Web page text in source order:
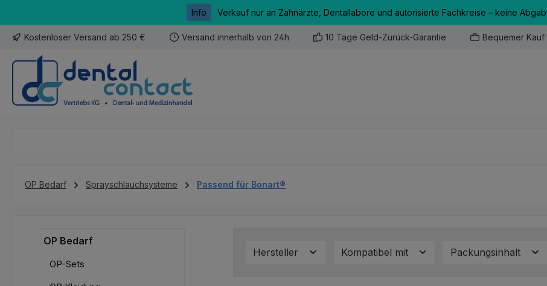
Info Verkauf nur an Zahnärzte, Dentallabore und autorisierte Fachkreise – keine
Kostenloser Versand ab 250 € Versand innerhalb von 24h 10 Tage Geld-Zurück-Garantie Bequemer
OP Bedarf Sprayschlauchsysteme Passend für Bonart®
OP Bedarf
OP-Sets
Hersteller Kompatibel mit Packungsinhalt